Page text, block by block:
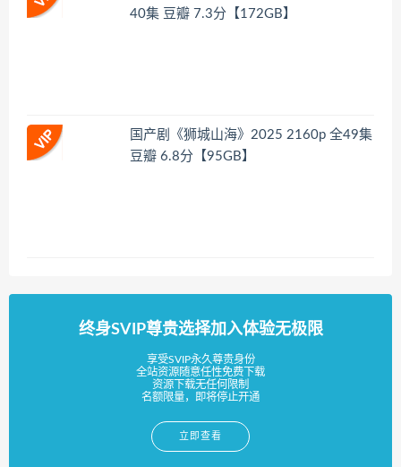
40集 豆瓣 7.3分【172GB】
国产剧《狮城山海》2025 2160p 全49集
豆瓣 6.8分【95GB】
终身SVIP尊贵选择加入体验无极限
享受SVIP永久尊贵身份
全站资源随意任性免费下载
资源下载无任何限制
名额限量，即将停止开通
立即查看